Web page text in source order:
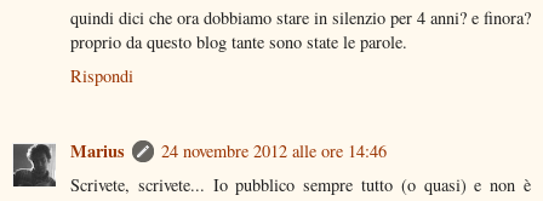
quindi dici che ora dobbiamo stare in silenzio per 4 anni? e finora?
proprio da questo blog tante sono state le parole.
Rispondi
Marius
24 novembre 2012 alle ore 14:46
Scrivete, scrivete... Io pubblico sempre tutto (o quasi) e non è